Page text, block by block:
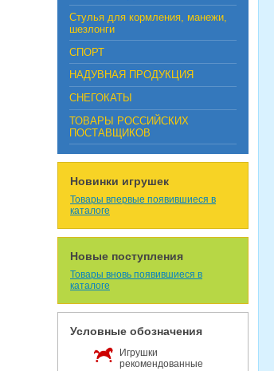
Стулья для кормления, манежи,
шезлонги
СПОРТ
НАДУВНАЯ ПРОДУКЦИЯ
СНЕГОКАТЫ
ТОВАРЫ РОССИЙСКИХ
ПОСТАВЩИКОВ
Новинки игрушек
Товары впервые появившиеся в
каталоге
Новые поступления
Товары вновь появившиеся в
каталоге
Условные обозначения
Игрушки
рекомендованные